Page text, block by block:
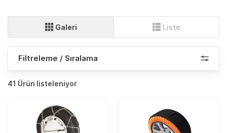
Galeri Liste
Filtreleme / Sıralama
41 Ürün listeleniyor